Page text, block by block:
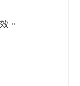
。